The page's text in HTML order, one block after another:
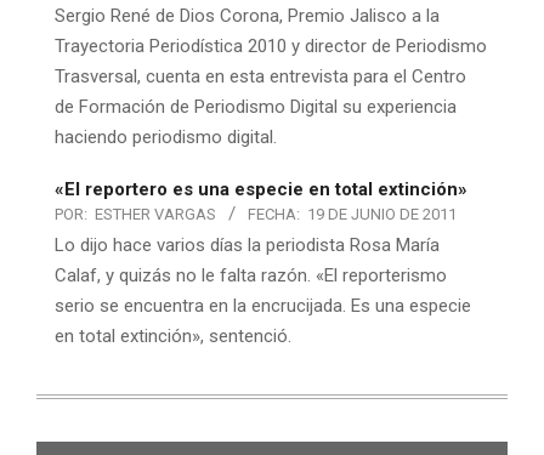
Sergio René de Dios Corona, Premio Jalisco a la
Trayectoria Periodística 2010 y director de Periodismo
Trasversal, cuenta en esta entrevista para el Centro
de Formación de Periodismo Digital su experiencia
haciendo periodismo digital.
«El reportero es una especie en total extinción»
POR: ESTHER VARGAS FECHA: 19 DE JUNIO DE 2011
Lo dijo hace varios días la periodista Rosa María
Calaf, y quizás no le falta razón. «El reporterismo
serio se encuentra en la encrucijada. Es una especie
en total extinción», sentenció.